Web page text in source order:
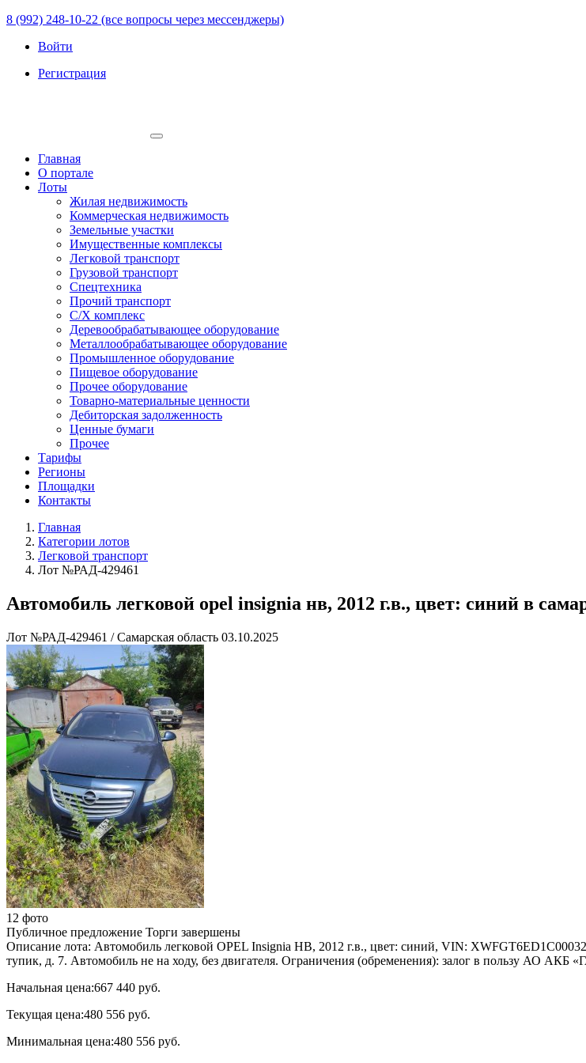
8 (992) 248-10-22 (все вопросы через мессенджеры)
Войти
Регистрация
Главная
О портале
Лоты
Жилая недвижимость
Коммерческая недвижимость
Земельные участки
Имущественные комплексы
Легковой транспорт
Грузовой транспорт
Спецтехника
Прочий транспорт
С/Х комплекс
Деревообрабатывающее оборудование
Металлообрабатывающее оборудование
Промышленное оборудование
Пищевое оборудование
Прочее оборудование
Товарно-материальные ценности
Дебиторская задолженность
Ценные бумаги
Прочее
Тарифы
Регионы
Площадки
Контакты
Главная
Категории лотов
Легковой транспорт
Лот №РАД-429461
Автомобиль легковой opel insignia нв, 2012 г.в., цвет: синий в
Лот №РАД-429461 / Самарская область 03.10.2025
12 фото
Публичное предложение Торги завершены
Описание лота: Автомобиль легковой OPEL Insignia НВ, 2012 г.в., цвет: синий, VIN:
тупик, д. 7. Автомобиль не на ходу, без двигателя. Ограничения (обременения): залог в пользу АО АКБ
Начальная цена:667 440 руб.
Текущая цена:480 556 руб.
Минимальная цена:480 556 руб.